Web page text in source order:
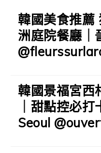
韓國美食推薦
洲庭院餐廳｜
韓國景福宮西
｜甜點控必
Seoul